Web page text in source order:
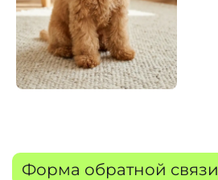
Форма обратной связи